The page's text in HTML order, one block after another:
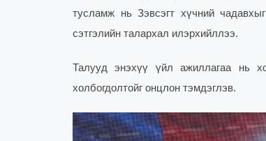
тусламж нь Зэвсэгт хүчний
сэтгэлийн талархал илэрхийллээ.
Талууд энэхүү үйл ажиллагаа нь
холбогдолтойг онцлон тэмдэглэв.